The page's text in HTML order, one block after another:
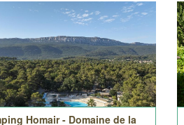
Homair - Domaine de la